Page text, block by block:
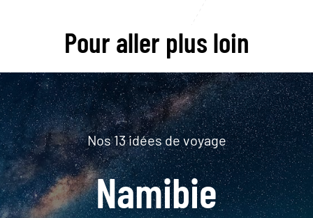
Pour aller plus loin
Nos 13 idées de voyage
Namibie